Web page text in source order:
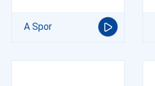
A Spor